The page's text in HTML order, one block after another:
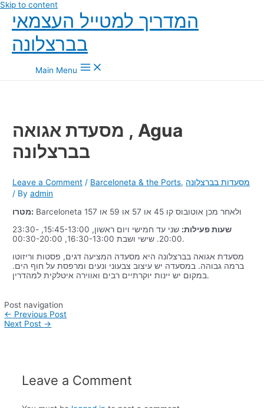
Skip to content
המדריך למטייל העצמאי
בברצלונה
Main Menu
מסעדת אגואה , Agua
בברצלונה
Leave a Comment / Barceloneta & the Ports, מסעדות בברצלונה
/ Byadmin
מטרו:
Barceloneta ולאחר מכן אוטובוס קו 45 או 57 או 59 או 157
שעות פעילות:
שני עד חמישי ויום ראשון, 15:45-13:00, 23:30-
20:00. שישי ושבת 16:30-13:00, 00:30-20:00.
מסעדת אגואה בברצלונה היא מסעדה המציעה דגים, פסטות וריזוטו
ברמה גבוהה. במסעדה יש עיצוב צבעוני ונעים ומרפסת על חוף הים.
במקום יש יינות יוקרתיים רבים ואווירה איטלקית למהדרין.
Post navigation
← Previous Post
Next Post →
Leave a Comment